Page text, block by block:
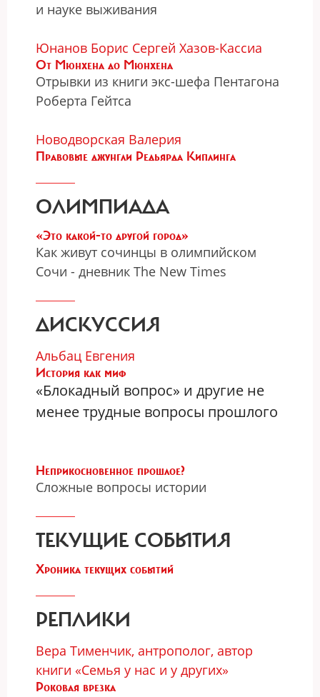
и науке выживания
Юнанов Борис Сергей Хазов-Кассиа
От Мюнхена до Мюнхена
Отрывки из книги экс-шефа Пентагона
Роберта Гейтса
Новодворская Валерия
Правовые джунгли Редьярда Киплинга
ОЛИМПИАДА
«Это какой-то другой город»
Как живут сочинцы в олимпийском
Сочи - дневник The New Times
ДИСКУССИЯ
Альбац Евгения
История как миф
«Блокадный вопрос» и другие не
менее трудные вопросы прошлого
Неприкосновенное прошлое?
Сложные вопросы истории
ТЕКУЩИЕ СОБЫТИЯ
Хроника текущих событий
РЕПЛИКИ
Вера Тименчик, антрополог, автор
книги «Семья у нас и у других»
Роковая врезка